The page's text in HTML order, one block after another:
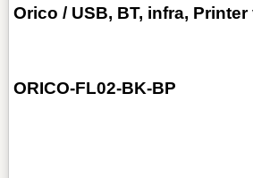
Orico / USB, BT, infra,
ORICO-FL02-BK-BP